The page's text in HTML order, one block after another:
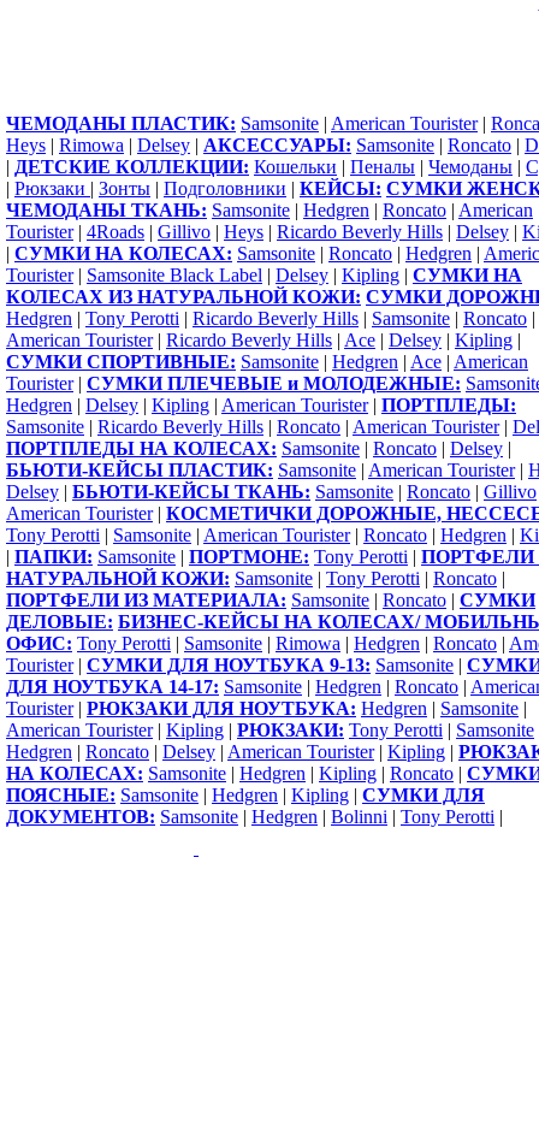
ЧЕМОДАНЫ ПЛАСТИК: Samsonite | American Tourister|
Heys | Rimowa | Delsey | АКСЕССУАРЫ: Samsonite | Roncato |
| ДЕТСКИЕ КОЛЛЕКЦИИ: Кошельки | Пеналы | Чемоданы |
| Рюкзаки | Зонты | Подголовники | КЕЙСЫ: СУМКИ
ЧЕМОДАНЫ ТКАНЬ: Samsonite | Hedgren | Roncato | American
Tourister| 4Roads | Gillivo | Heys | Ricardo Beverly Hills | Delsey |
| СУМКИ НА КОЛЕСАХ: Samsonite | Roncato | Hedgren |
Tourister| Samsonite Black Label | Delsey | Kipling | СУМКИ НА
КОЛЕСАХ ИЗ НАТУРАЛЬНОЙ КОЖИ: СУМКИ
Hedgren | Tony Perotti | Ricardo Beverly Hills | Samsonite | Roncato |
American Tourister| Ricardo Beverly Hills | Ace | Delsey | Kipling |
СУМКИ СПОРТИВНЫЕ: Samsonite | Hedgren | Ace | American
Tourister| СУМКИ ПЛЕЧЕВЫЕ и МОЛОДЕЖНЫЕ:
Hedgren | Delsey | Kipling | American Tourister| ПОРТПЛЕДЫ:
Samsonite | Ricardo Beverly Hills | Roncato | American Tourister|
ПОРТПЛЕДЫ НА КОЛЕСАХ: Samsonite | Roncato | Delsey |
БЬЮТИ-КЕЙСЫ ПЛАСТИК: Samsonite | American Tourister|
Delsey | БЬЮТИ-КЕЙСЫ ТКАНЬ: Samsonite | Roncato | Gillivo
American Tourister| КОСМЕТИЧКИ ДОРОЖНЫЕ,
Tony Perotti | Samsonite | American Tourister| Roncato | Hedgren |
| ПАПКИ: Samsonite | ПОРТМОНЕ: Tony Perotti | ПОРТФЕЛИ
НАТУРАЛЬНОЙ КОЖИ: Samsonite | Tony Perotti | Roncato |
ПОРТФЕЛИ ИЗ МАТЕРИАЛА: Samsonite | Roncato | СУМКИ
ДЕЛОВЫЕ: БИЗНЕС-КЕЙСЫ НА КОЛЕСАХ/
ОФИС: Tony Perotti | Samsonite | Rimowa | Hedgren | Roncato |
Tourister| СУМКИ ДЛЯ НОУТБУКА 9-13: Samsonite |
ДЛЯ НОУТБУКА 14-17: Samsonite | Hedgren | Roncato |
Tourister| РЮКЗАКИ ДЛЯ НОУТБУКА: Hedgren | Samsonite |
American Tourister| Kipling | РЮКЗАКИ: Tony Perotti | Samsonite
Hedgren | Roncato | Delsey | American Tourister| Kipling |
НА КОЛЕСАХ: Samsonite | Hedgren | Kipling | Roncato |
ПОЯСНЫЕ: Samsonite | Hedgren | Kipling | СУМКИ ДЛЯ
ДОКУМЕНТОВ: Samsonite | Hedgren | Bolinni | Tony Perotti |